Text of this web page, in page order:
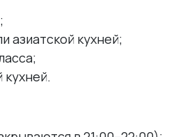
азиатской кухней;
кухней.